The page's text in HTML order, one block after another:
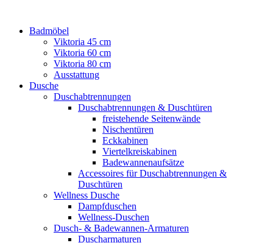
Badmöbel
Viktoria 45 cm
Viktoria 60 cm
Viktoria 80 cm
Ausstattung
Dusche
Duschabtrennungen
Duschabtrennungen & Duschtüren
freistehende Seitenwände
Nischentüren
Eckkabinen
Viertelkreiskabinen
Badewannenaufsätze
Accessoires für Duschabtrennungen &
Duschtüren
Wellness Dusche
Dampfduschen
Wellness-Duschen
Dusch- & Badewannen-Armaturen
Duscharmaturen